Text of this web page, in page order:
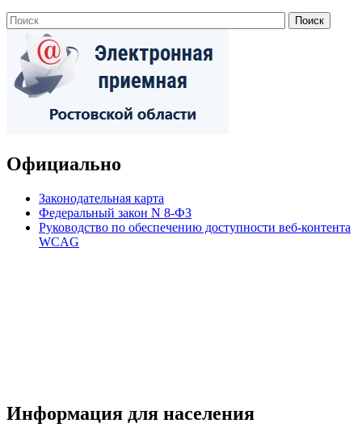
Официально
Законодательная карта
Федеральный закон N 8-ФЗ
Руководство по обеспечению доступности веб-контента
WCAG
Информация для населения